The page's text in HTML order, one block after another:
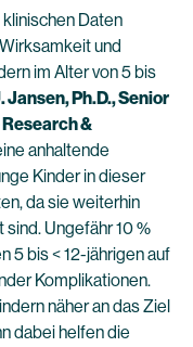
Daten
und
im Alter von 5 bis
Jansen, Ph.D., Senior
&
anhaltende
Kinder in dieser
da sie weiterhin
Ungefähr 10 %
5 bis < 12-jährigen auf
Komplikationen.
näher an das Ziel
dabei helfen die